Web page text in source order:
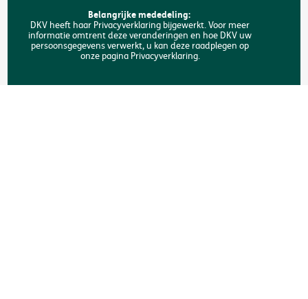
Zoeken
Belangrijke mededeling:
DKV heeft haar Privacyverklaring bijgewerkt. Voor meer
informatie omtrent deze veranderingen en hoe DKV uw
persoonsgegevens verwerkt, u kan deze raadplegen op
onze pagina Privacyverklaring.